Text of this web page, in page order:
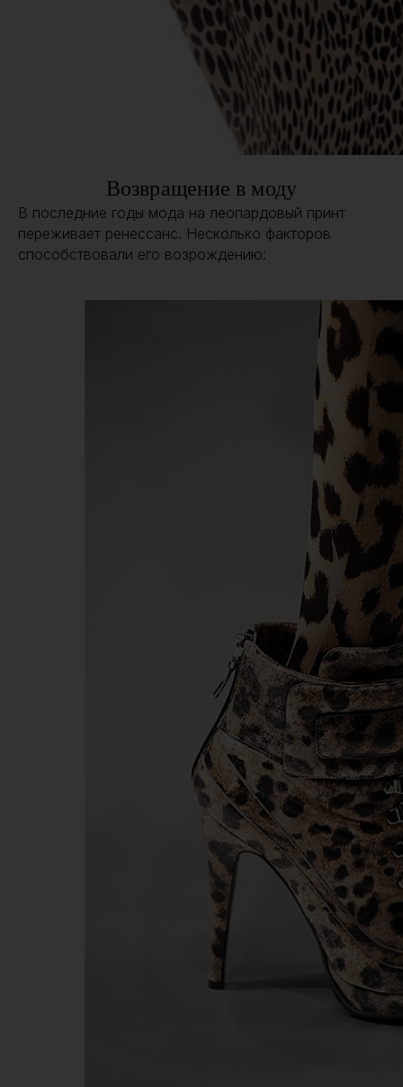
Возвращение в моду
В последние годы мода на леопардовый принт
переживает ренессанс. Несколько факторов
способствовали его возрождению: